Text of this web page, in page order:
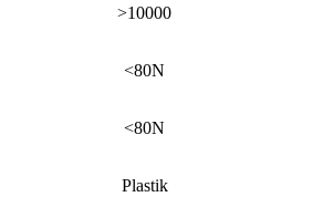
>10000
<80N
<80N
Plastik